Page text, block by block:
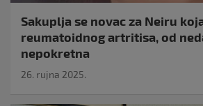
Sakuplja se novac za Neiru
reumatoidnog artritisa, od
nepokretna
26. rujna 2025.